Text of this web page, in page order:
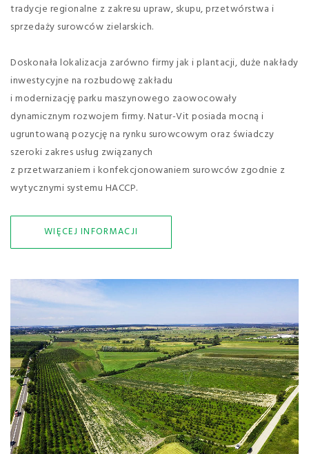
tradycje regionalne z zakresu upraw, skupu, przetwórstwa i
sprzedaży surowców zielarskich.
Doskonała lokalizacja zarówno firmy jak i plantacji, duże nakłady
inwestycyjne na rozbudowę zakładu
i modernizację parku maszynowego zaowocowały
dynamicznym rozwojem firmy. Natur-Vit posiada mocną i
ugruntowaną pozycję na rynku surowcowym oraz świadczy
szeroki zakres usług związanych
z przetwarzaniem i konfekcjonowaniem surowców zgodnie z
wytycznymi systemu HACCP.
WIĘCEJ INFORMACJI